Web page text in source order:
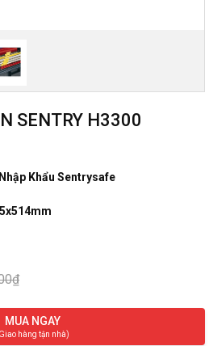
SENTRY H3300
Khẩu Sentrysafe
MUA NGAY
hàng tận nhà)